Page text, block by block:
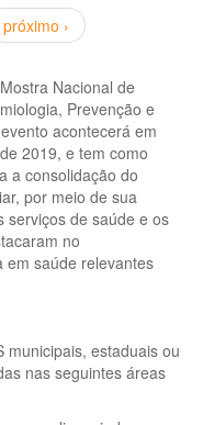
próximo ›
Nacional de
Prevenção e
acontecerá em
2019, e tem como
a consolidação do
por meio de sua
serviços de saúde e os
no
em saúde relevantes
municipais, estaduais ou
nas seguintes áreas